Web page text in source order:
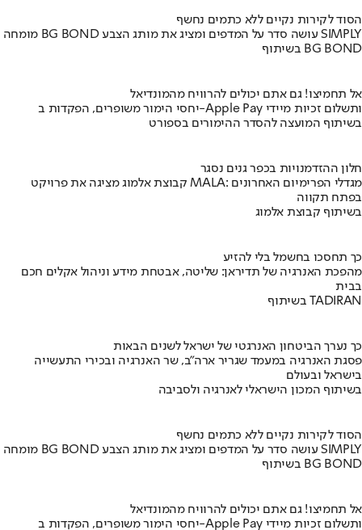
הסוד לקירות נקיים ללא כתמים נחשף
מומחה BG BOND עושה סדר על המדפים ומציג את מותג הצבע SIMPLY
בשיתוף BG BOND
אל תחמיצו! גם אתם יכולים להרוויח מהמונדיאל
יחסי הימור משופרים, הפקדות ב-Apple Pay ותשלום זכיות מיידי
בשיתוף המועצה להסדר ההימורים בספורט
חלון ההזדמנויות בכפר גנים נסגר
קבוצת אלמוג מציגה את פרויקט MALA: מגדלי הפרימיום האחרונים
בפתח תקווה
בשיתוף קבוצת אלמוג
כך תחסכו בחשמל בלי להזיע
מהפכת האנרגיה של תדיראן: שליטה, אבטחת מידע וניהול אקלים חכם
בבית
בשיתוף TADIRAN
כך נערך הביטחון האנרגטי של ישראל לשנים הבאות
פסגת האנרגיה במעמד שגריר ארה"ב, שר האנרגיה ובכירי התעשייה
בישראל ובעולם
בשיתוף המכון הישראלי לאנרגיה ולסביבה
הסוד לקירות נקיים ללא כתמים נחשף
מומחה BG BOND עושה סדר על המדפים ומציג את מותג הצבע SIMPLY
בשיתוף BG BOND
אל תחמיצו! גם אתם יכולים להרוויח מהמונדיאל
יחסי הימור משופרים, הפקדות ב-Apple Pay ותשלום זכיות מיידי